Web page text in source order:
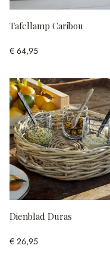
Tafellamp Caribou
€ 64,95
Dienblad Duras
€ 26,95